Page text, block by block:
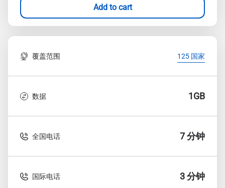
Add to cart
覆盖范围 125 国家
数据 1GB
全国电话 7 分钟
国际电话 3 分钟